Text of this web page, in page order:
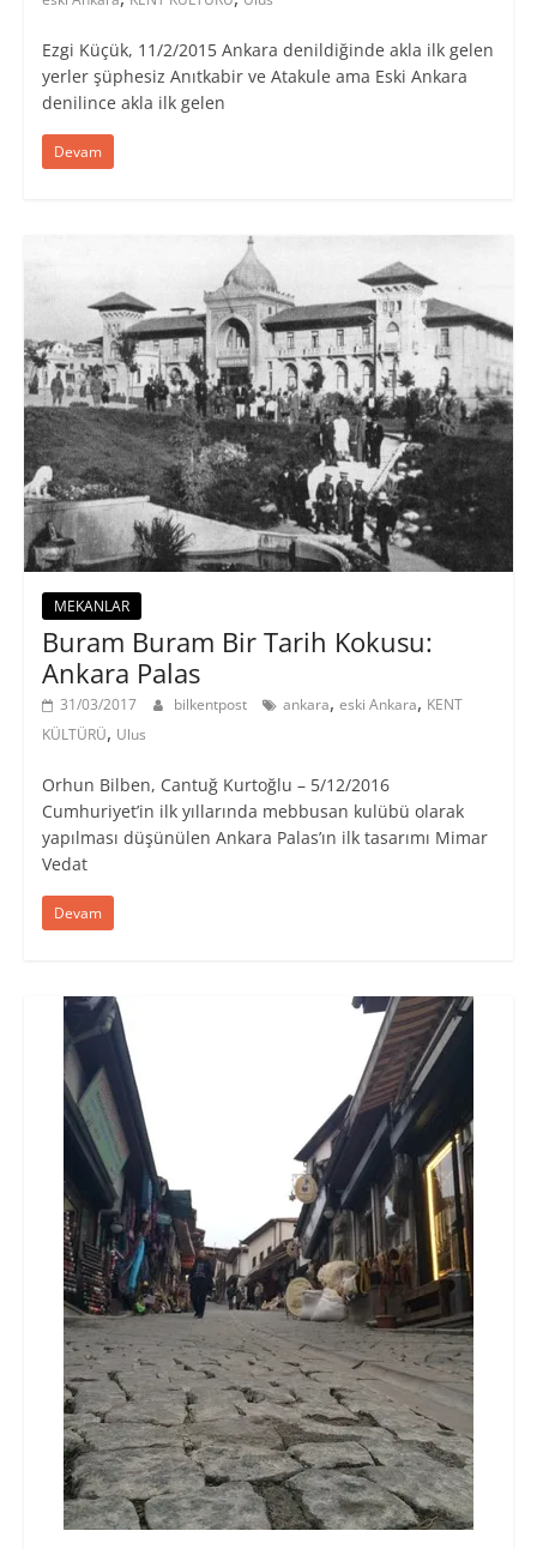
Ezgi Küçük, 11/2/2015 Ankara denildiğinde akla ilk gelen
yerler şüphesiz Anıtkabir ve Atakule ama Eski Ankara
denilince akla ilk gelen
Devam
MEKANLAR
Buram Buram Bir Tarih Kokusu:
Ankara Palas
31/03/2017 bilkentpost ankara, eski Ankara, KENT
KÜLTÜRÜ, Ulus
Orhun Bilben, Cantuğ Kurtoğlu – 5/12/2016
Cumhuriyet’in ilk yıllarında mebbusan kulübü olarak
yapılması düşünülen Ankara Palas’ın ilk tasarımı Mimar
Vedat
Devam